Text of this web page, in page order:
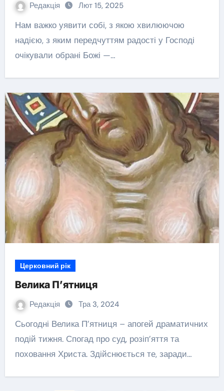
Редакція Лют 15, 2025
Нам важко уявити собі, з якою хвилюючою
надією, з яким передчуттям радості у Господі
очікували обрані Божі —…
Церковний рік
Велика П’ятниця
Редакція Тра 3, 2024
Сьогодні Велика П’ятниця – апогей драматичних
подій тижня. Спогад про суд, розіп’яття та
поховання Христа. Здійснюється те, заради…